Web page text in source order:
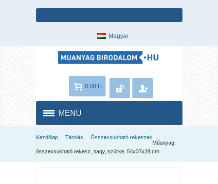
Magyar
0,00 Ft
MENU
Kezdőlap Tárolás
Összecsukható rekeszek
Műanyag,
összecsukható rekesz, nagy, szürke, 54x37x28 cm